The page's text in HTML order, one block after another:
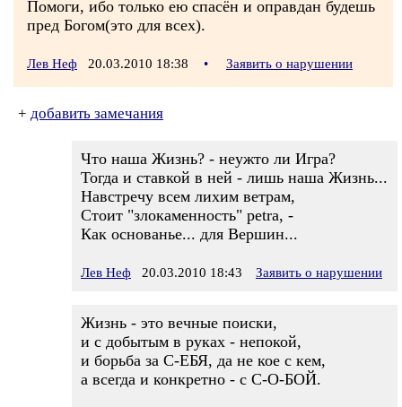
Помоги, ибо только ею спасён и оправдан будешь
пред Богом(это для всех).
Лев Неф 20.03.2010 18:38 • Заявить о нарушении
+ добавить замечания
Что наша Жизнь? - неужто ли Игра?
Тогда и ставкой в ней - лишь наша Жизнь...
Навстречу всем лихим ветрам,
Стоит "злокаменность" petra, -
Как основанье... для Вершин...
Лев Неф 20.03.2010 18:43 Заявить о нарушении
Жизнь - это вечные поиски,
и с добытым в руках - непокой,
и борьба за С-ЕБЯ, да не кое с кем,
а всегда и конкретно - с С-О-БОЙ.